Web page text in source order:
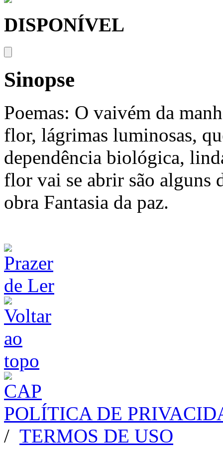
DISPONÍVEL
Sinopse
Poemas: O vaivém da
flor, lágrimas luminosas,
dependência biológica,
flor vai se abrir são alguns
obra Fantasia da paz.
POLÍTICA DE
/ TERMOS DE USO